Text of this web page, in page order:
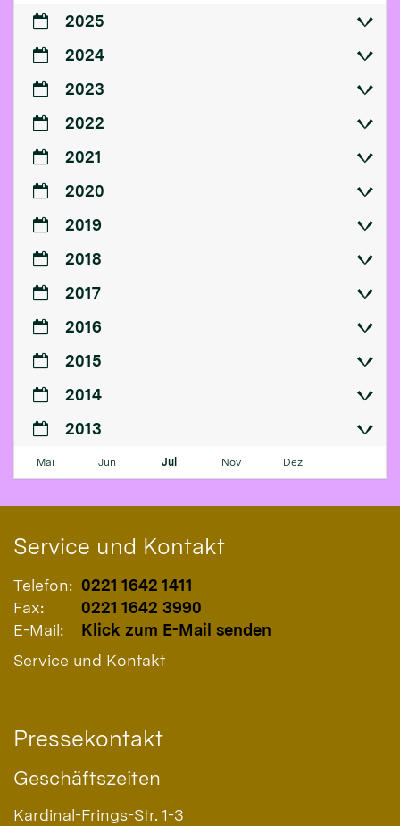
2025
2024
2023
2022
2021
2020
2019
2018
2017
2016
2015
2014
2013
Mai Jun Jul Nov Dez
Service und Kontakt
Telefon: 0221 1642 1411
Fax:
0221 1642 3990
E-Mail:
Klick zum E-Mail senden
Service und Kontakt
Pressekontakt
Geschäftszeiten
Kardinal-Frings-Str. 1-3